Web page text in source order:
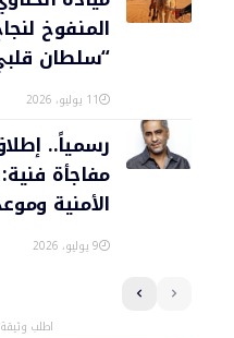
المنفوخ
“سلطان
11 يوليو، 2026
رسمياً..
مفاجأة
الأمنية
9 يوليو، 2026
اطلب